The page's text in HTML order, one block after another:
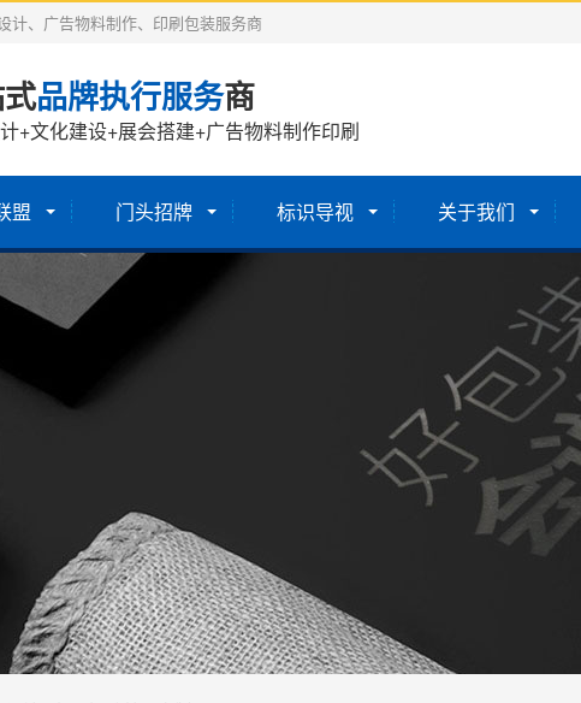
计、广告物料制作、印刷包装服务商
品牌执行服务商
+文化建设+展会搭建+广告物料制作印刷
盟 门头招牌 标识导视 关于我们